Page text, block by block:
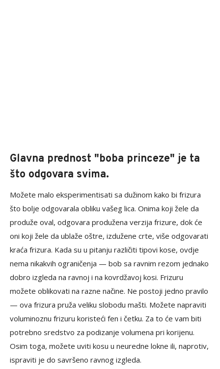
Glavna prednost "boba princeze" je ta
što odgovara svima.
Možete malo eksperimentisati sa dužinom kako bi frizura
što bolje odgovarala obliku vašeg lica. Onima koji žele da
produže oval, odgovara produžena verzija frizure, dok će
oni koji žele da ublaže oštre, izdužene crte, više odgovarati
kraća frizura. Kada su u pitanju različiti tipovi kose, ovdje
nema nikakvih ograničenja — bob sa ravnim rezom jednako
dobro izgleda na ravnoj i na kovrdžavoj kosi. Frizuru
možete oblikovati na razne načine. Ne postoji jedno pravilo
— ova frizura pruža veliku slobodu mašti. Možete napraviti
voluminoznu frizuru koristeći fen i četku. Za to će vam biti
potrebno sredstvo za podizanje volumena pri korijenu.
Osim toga, možete uviti kosu u neuredne lokne ili, naprotiv,
ispraviti je do savršeno ravnog izgleda.